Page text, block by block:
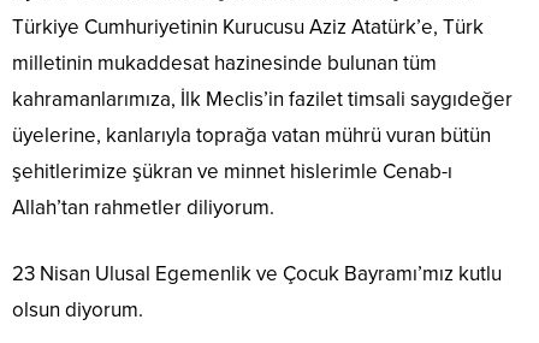
Türkiye Cumhuriyetinin Kurucusu Aziz Atatürk’e, Türk
milletinin mukaddesat hazinesinde bulunan tüm
kahramanlarımıza, İlk Meclis’in fazilet timsali saygıdeğer
üyelerine, kanlarıyla toprağa vatan mührü vuran bütün
şehitlerimize şükran ve minnet hislerimle Cenab-ı
Allah’tan rahmetler diliyorum.
23 Nisan Ulusal Egemenlik ve Çocuk Bayramı’mız kutlu
olsun diyorum.